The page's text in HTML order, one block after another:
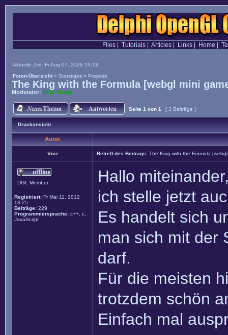
Files| Tutorials| Articles| Links| Home
Aktuelle Zeit: Fr Aug 07, 2026 19:13
Foren-Übersicht » Sonstiges » Projekte
The King with the Formula [webgl mini
Moderator: DGL-Team
Seite 1 von 1 [ 3 Beiträge ]
Druckansicht
Autor
Vinz Betreff des Beitrags: The King with the Formula
DGL Member
Registriert: Fr Mai 11, 2012
13:25
Beiträge: 229
Programmiersprache: c++, c,
JavaScript
Hallo
ich stelle jetzt
Es handelt sich
man sich mit der
darf.
Für die meisten
trotzdem schön
Einfach mal